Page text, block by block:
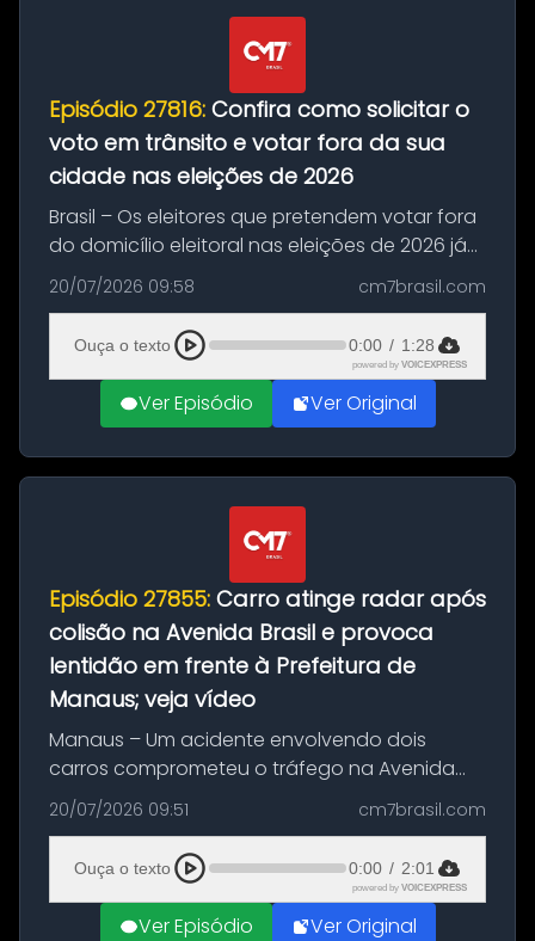
Episódio 27816: Confira como solicitar o
voto em trânsito e votar fora da sua
cidade nas eleições de 2026
Brasil – Os eleitores que pretendem votar fora
do domicílio eleitoral nas eleições de 2026 já
podem solicitar o voto em trânsito a partir
desta segunda-feira (20). O pedido pode ser
feito até 20 de ag...
20/07/2026 09:58 cm7brasil.com
Ouça o texto 0:00 / 1:28
powered by VOICEXPRESS
Ver Episódio Ver Original
Episódio 27855: Carro atinge radar após
colisão na Avenida Brasil e provoca
lentidão em frente à Prefeitura de
Manaus; veja vídeo
Manaus – Um acidente envolvendo dois
carros comprometeu o tráfego na Avenida
Brasil durante a manhã desta segunda-feira
(20), em frente ao complexo da Prefeitura de
Manaus, na Zona Oeste. A batida ter...
20/07/2026 09:51 cm7brasil.com
Ouça o texto 0:00 / 2:01
powered by VOICEXPRESS
Ver Episódio Ver Original